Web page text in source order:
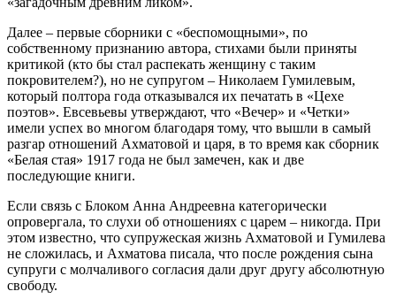
Далее – первые сборники с «беспомощными», по
собственному признанию автора, стихами были приняты
критикой (кто бы стал распекать женщину с таким
покровителем?), но не супругом – Николаем Гумилевым,
который полтора года отказывался их печатать в «Цехе
поэтов». Евсевьевы утверждают, что «Вечер» и «Четки»
имели успех во многом благодаря тому, что вышли в самый
разгар отношений Ахматовой и царя, в то время как сборник
«Белая стая» 1917 года не был замечен, как и две
последующие книги.
Если связь с Блоком Анна Андреевна категорически
опровергала, то слухи об отношениях с царем – никогда. При
этом известно, что супружеская жизнь Ахматовой и Гумилева
не сложилась, и Ахматова писала, что после рождения сына
супруги с молчаливого согласия дали друг другу абсолютную
свободу.